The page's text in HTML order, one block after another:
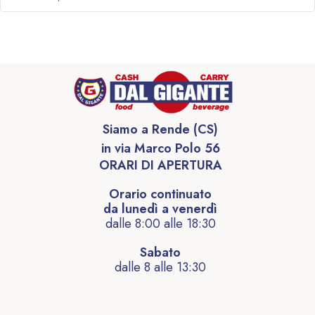
Siamo a Rende (CS)
in via Marco Polo 56
ORARI DI APERTURA
Orario continuato
da lunedì a venerdì
dalle 8:00 alle 18:30
Sabato
dalle 8 alle 13:30